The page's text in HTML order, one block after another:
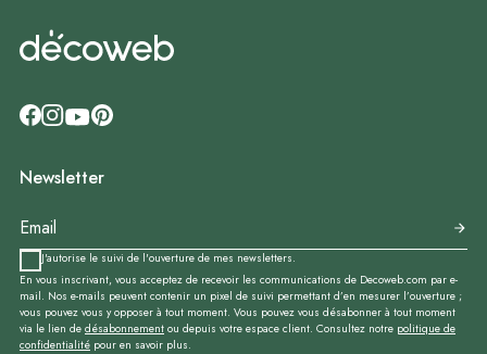
Newsletter
J'autorise le suivi de l'ouverture de mes newsletters.
En vous inscrivant, vous acceptez de recevoir les communications de Decoweb.com par e-
mail. Nos e-mails peuvent contenir un pixel de suivi permettant d’en mesurer l’ouverture ;
vous pouvez vous y opposer à tout moment. Vous pouvez vous désabonner à tout moment
via le lien de désabonnement ou depuis votre espace client. Consultez notre politique de
confidentialité pour en savoir plus.